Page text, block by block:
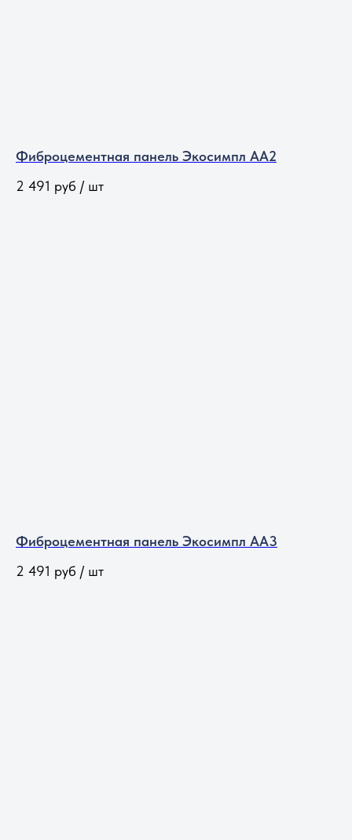
Фиброцементная панель Экосимпл АА2
2 491 руб / шт
Фиброцементная панель Экосимпл АА3
2 491 руб / шт